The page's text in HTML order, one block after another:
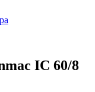
IC 60/8